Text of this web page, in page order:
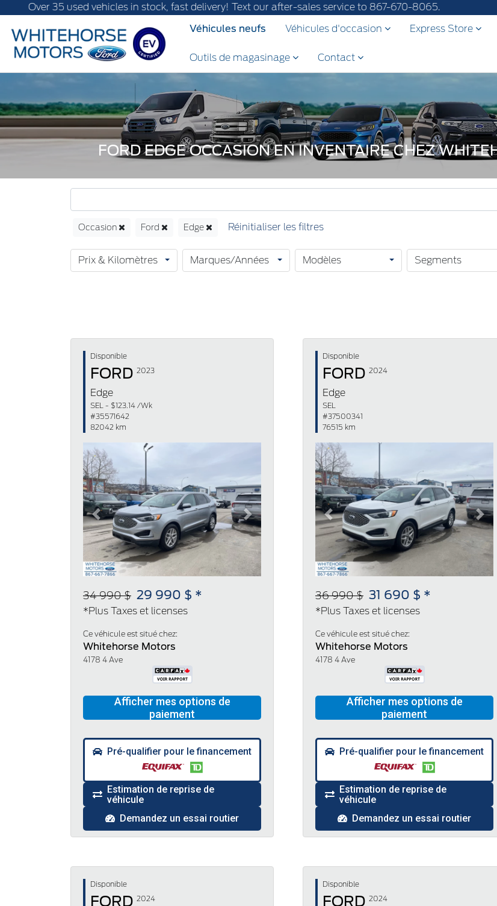
35 used vehicles in stock, fast delivery! Text our after-sales service to 867-670-8065.
Véhicules neufs
Véhicules d'occasion Express Store
Outils de magasinage Contact
FORD EDGE OCCASION EN INVENTAIRE CHEZ
Occasion Ford Edge
Prix & Kilomètres Marques/Années Modèles Segments
Disponible
FORD 2023
Edge
SEL - $123.14 /Wk
#35571642
82042 km
Previous Next
34 990 $ 29 990 $ *
*Plus Taxes et licenses
Ce véhicule est situé chez:
Whitehorse Motors
4178 4 Ave
Pré-qualifier pour le financement
Estimation de reprise de
véhicule
Demandez un essai routier
Disponible
FORD 2024
Edge
SEL
#37500341
76515 km
Previous Next
36 990 $ 31 690 $ *
*Plus Taxes et licenses
Ce véhicule est situé chez:
Whitehorse Motors
4178 4 Ave
Pré-qualifier pour le financement
Estimation de reprise de
véhicule
Demandez un essai routier
Disponible
FORD 2024
Disponible
FORD 2024